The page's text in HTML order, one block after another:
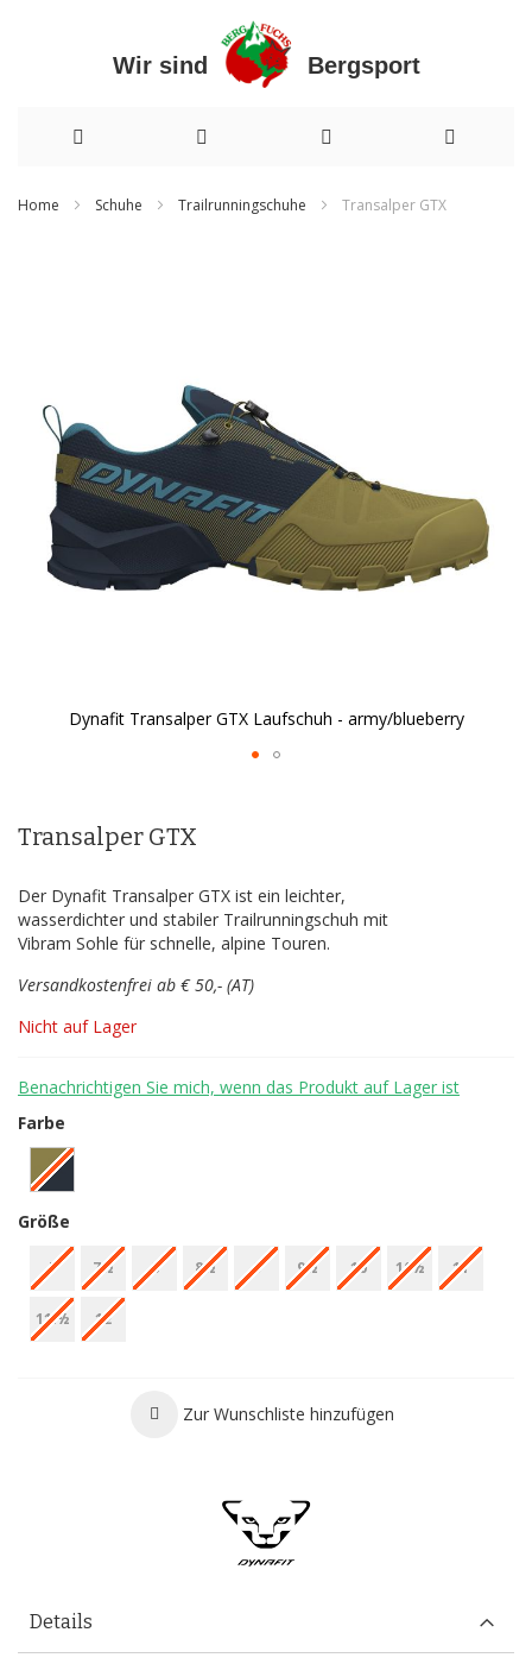
Wir sind Bergsport
Home Schuhe Trailrunningschuhe Transalper GTX
Dynafit Transalper GTX Laufschuh - army/blueberry
der
Bildergalerie
Transalper GTX
Der Dynafit Transalper GTX ist ein leichter,
wasserdichter und stabiler Trailrunningschuh mit
Vibram Sohle für schnelle, alpine Touren.
Versandkostenfrei ab € 50,- (AT)
Nicht auf Lager
Benachrichtigen Sie mich, wenn das Produkt auf Lager ist
Farbe
Größe
7 7½ 8 8½ 9 9½ 10 10½ 11
11.½ 12
Zur Wunschliste hinzufügen
Details